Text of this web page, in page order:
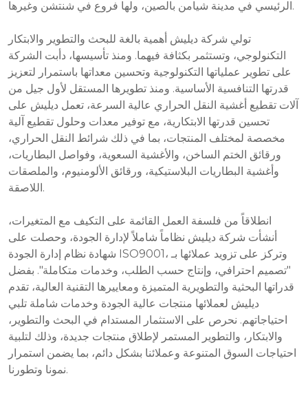
الرئيسي في مدينة شيامن بالصين، ولها فروع في شنتشن وغيرها.
تولي شركة ديليش أهمية بالغة للبحث والتطوير والابتكار
التكنولوجي، وتستثمر بكثافة فيهما. ومنذ تأسيسها، دأبت الشركة
على تطوير عملياتها التكنولوجية وتحسين معداتها باستمرار لتعزيز
قدرتها التنافسية الأساسية. ومنذ تطويرها المستقل لأول جيل من
آلات تقطيع أغشية النقل الحراري عالية السرعة، تعمل ديليش على
تحسين قدرتها الابتكارية، مع توفير معدات وحلول تقطيع آلية
مخصصة لمختلف المنتجات، بما في ذلك شرائط النقل الحراري،
ورقائق الختم الساخن، والأغشية السعوية، وفواصل البطاريات،
وأغشية البطاريات البلاستيكية، ورقائق الألومنيوم، والملصقات
اللاصقة.
انطلاقاً من فلسفة العمل القائمة على التكيف مع المتغيرات،
أنشأت شركة ديليش نظاماً شاملاً لإدارة الجودة، وحصلت على
شهادة نظام إدارة الجودة ISO9001، وتركز على تزويد عملائها بـ
"تصميم احترافي، وإنتاج حسب الطلب، وخدمات متكاملة". بفضل
قدراتها البحثية والتطويرية المتميزة ومعاييرها التقنية العالية، تقدم
ديليش لعملائها منتجات عالية الجودة وخدمات شاملة تلبي
احتياجاتهم. نحرص على الاستثمار المستدام في البحث والتطوير،
والابتكار، والتطوير المستمر لإطلاق منتجات جديدة، وذلك لتلبية
احتياجات السوق المتنوعة وعملائنا بشكل دائم، بما يضمن استمرار
نمونا وتطورنا.